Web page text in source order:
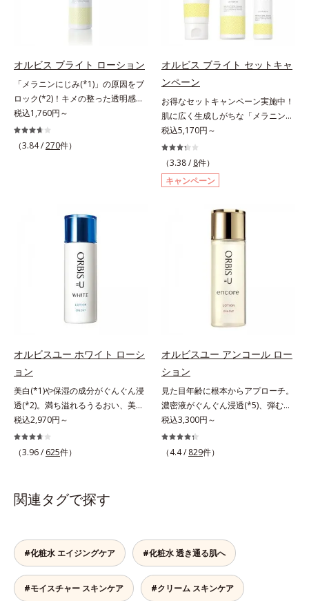
(*1)から成る「ナノVCショットカプ
セル」を配合。カプセルが浸透して
現。毛穴の目立ちをしっかりケア
(*3)して、ゆらぎやすいニキビ肌
を、みずみずしい清潔な垢抜け肌
(*4)へと導きます。たっぷりの保湿
成分で低刺激。敏感肌の方にもお使
いいただけます(*5)。*1 テトラ2-ヘ
を整えて毛穴を目立たなくする*4
方に皮膚刺激がおきないというわけ
ではありません※敏感肌対象パッチ
テスト済（すべての人に皮膚刺激が
おきないというわけではありませ
導体(*3)と5種の整肌成分(*4)から成
る「ナノVCショットカプセル(*5)」
を配合。カプセルが浸透(*6)してか
て、高い浸透力(*6)と安定性を実
現。毛穴の目立ちをしっかりケア
(*7)して、ゆらぎやすいニキビ肌
を、みずみずしい清潔な垢抜け肌
(*1)へと導きます。たっぷりの保湿
成分で低刺激。敏感肌の方にもお使
いいただけます(*8)。L＝さっぱり
タイプ（ニキビのできやすい肌・超
脂性肌～普通肌）M＝しっとりタイ
～乾性肌）*1 洗浄による汚れの除
ヘキシルデカン酸アスコルビル配合
＝整肌成分*4 天然ビタミンE、イノ
シット、フィチン酸、ユズセラミ
ド、スフィンゴ糖脂質*5 テトラ2-
ヘキシルデカン酸アスコルビル、天
ン酸、ユズセラミド、スフィンゴ糖
肌成分*6 角層まで*7 うるおいによ
りキメを整えて毛穴を目立たなくす
る*8 すべての方に皮膚刺激がおき
ないというわけではありません※敏
感肌対象パッチテスト済（すべての
人に皮膚刺激がおきないというわけ
ではありません）※弱酸性（ローシ
オルビス ブライト ローション
「メラニンにじみ(*1)」の原因をブ
ロック(*2)！キメの整った透明感
(*3)のある肌印象へ導く美白(*2)化
粧水。業界初(*4)知見「メラニンの
第三のルート」である「横のひろが
では「メラニンにじみ(*1)」が発
現。シミやそばかすという「点」だ
けでなく、透明感のなさなどの
「面」での透明感を阻害する原因を
引き起こしていることがわかりまし
た。そこでオルビス ブライト シリ
ーズは「メラニンにじみ」に着目し
を食い止めます。またオルビス独自
成分の「ブライトVCコンプレック
ス(*8)」が、透明感を阻害する原因
(*9)にアプローチします。さらに肌
表面のなめらかさやみずみずしさを
サポートするために、肌荒れ防止有
効成分と速効性と持続性、2種の保
によって、肌本来の輝きを生かして
澄み渡る、輝き透明肌を叶えます。
乾性肌）*1 シミ・ソバカスが肌表
面にあらわれること*2 メラニンの
生成を抑え、シミ・ソバカスを防ぐ
*3 うるおいにより透明感のある肌
税込1,760円～
（3.84 /270件）
オルビス ブライト セットキャ
ンペーン
お得なセットキャンペーン実施中！
肌に広く生成しがちな「メラニンに
じみ(*1)」の原因をブロック(*2)！
澄み渡る輝き透明肌(*3)へ。業界初
(*4)知見「メラニンの第三のルー
ト」である「横のひろがり」に着目
して、全方位から透明肌を目指すブ
す。受けてしまった紫外線ダメージ
をきっかけに、肌深く(*6)では「メ
ラニンにじみ(*1)」が発現。シミや
ソバカスという「点」だけでなく、
透明感のなさなどの「面」での透明
感を阻害する原因を引き起こしてい
ることがわかりました。そこでオル
タミンC(*7)」を採用。肌奥(*6)まで
浸透し、シミやソバカスの原因とな
るメラニンの生成を食い止めます。
またオルビス独自成分の「ブライト
VCコンプレックス(*8)」が、透明感
を阻害する原因(*9)にアプローチし
ます。さらに肌表面のなめらかさや
みずみずしさをサポートするため
プ（脂性肌～普通肌）M＝しっとり
タイプ（普通肌～乾性肌）*1 シ
ミ・ソバカスが肌表面にあらわれる
こと*2 メラニンの生成を抑え、シ
税込5,170円～
（3.38 / 8件）
キャンペーン
オルビスユー ホワイト ローシ
ョン
美白(*1)や保湿の成分がぐんぐん浸
透(*2)。満ち溢れるうるおい、美肌
がやみつきに。若々しく透明感のあ
る美肌を構成する要素と、年齢肌
(*3)のメラニン生成にアプローチし
ー」の理論を応用し、全方位的に肌
の底上げを図ります。さらに、シミ
な年齢肌の“メラニンメタボ(*4)”に
アプローチして、澄みわたる美肌を
目指します。*1 メラニンの生成を
抑え、シミ・ソバカスを防ぐ*2 角
税込2,970円～
（3.96 / 625件）
オルビスユー アンコール ロー
ション
見た目年齢に根本からアプローチ。
濃密液がぐんぐん浸透(*5)、弾むよ
うな素肌へ。諦めかけていたハリ不
足、うるおい低下に先端科学ケア
(*1)でアプローチするエイジングケ
を感じやすい部位に働きかけ、ハリ
感のある肌へ導きます。さらに、水
でも油でもない第3の成分、even
wateroil（イーブンワテロイル）を
税込3,300円～
（4.4 / 829件）
関連タグで探す
#化粧水 エイジングケア #化粧水 透き通る肌へ
#モイスチャー スキンケア #クリーム スキンケア